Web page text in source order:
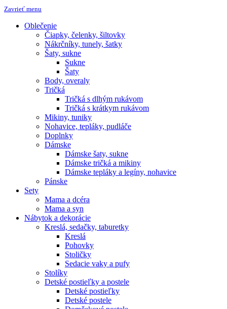
Zavrieť menu
Oblečenie
Čiapky, čelenky, šiltovky
Nákrčníky, tunely, šatky
Šaty, sukne
Sukne
Šaty
Body, overaly
Tričká
Tričká s dlhým rukávom
Tričká s krátkym rukávom
Mikiny, tuniky
Nohavice, tepláky, pudláče
Doplnky
Dámske
Dámske šaty, sukne
Dámske tričká a mikiny
Dámske tepláky a legíny, nohavice
Pánske
Sety
Mama a dcéra
Mama a syn
Nábytok a dekorácie
Kreslá, sedačky, taburetky
Kreslá
Pohovky
Stoličky
Sedacie vaky a pufy
Stolíky
Detské postieľky a postele
Detské postieľky
Detské postele